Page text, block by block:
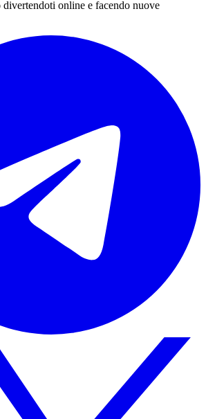
divertendoti online e facendo nuove